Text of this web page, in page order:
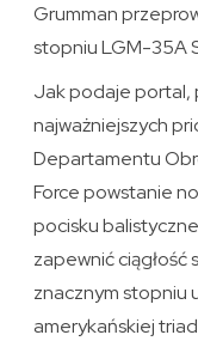
Grumman
stopniu LGM-35A
Jak podaje portal,
najważniejszych
Departamentu
Force powstanie
pocisku
zapewnić
znacznym stopniu
amerykańskiej